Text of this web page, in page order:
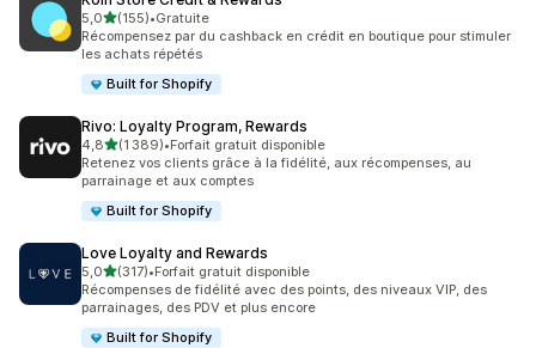
5,0étoile(s) sur 5
(155)
155 avis au total
•Gratuite
Récompensez par du cashback en crédit en boutique pour stimuler
les achats répétés
Built for Shopify
Rivo: Loyalty Program, Rewards
4,8étoile(s) sur 5
(1 389)
1389 avis au total
•Forfait gratuit disponible
Retenez vos clients grâce à la fidélité, aux récompenses, au
parrainage et aux comptes
Built for Shopify
Love Loyalty and Rewards
5,0étoile(s) sur 5
(317)
317 avis au total
•Forfait gratuit disponible
Récompenses de fidélité avec des points, des niveaux VIP, des
parrainages, des PDV et plus encore
Built for Shopify